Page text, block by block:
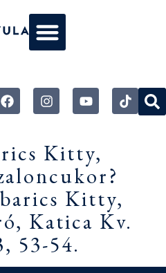
Kitty,
Kitty,
Katica Kv.
53-54.